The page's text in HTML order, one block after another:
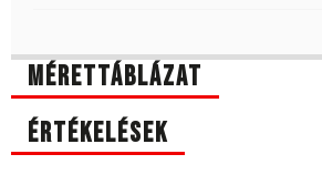
Mérettáblázat
Értékelések